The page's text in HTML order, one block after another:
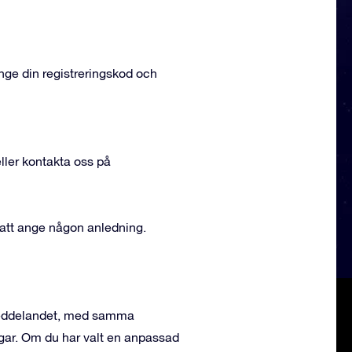
din registreringskod och
kontakta oss på
ange någon anledning.
med samma
Om du har valt en anpassad